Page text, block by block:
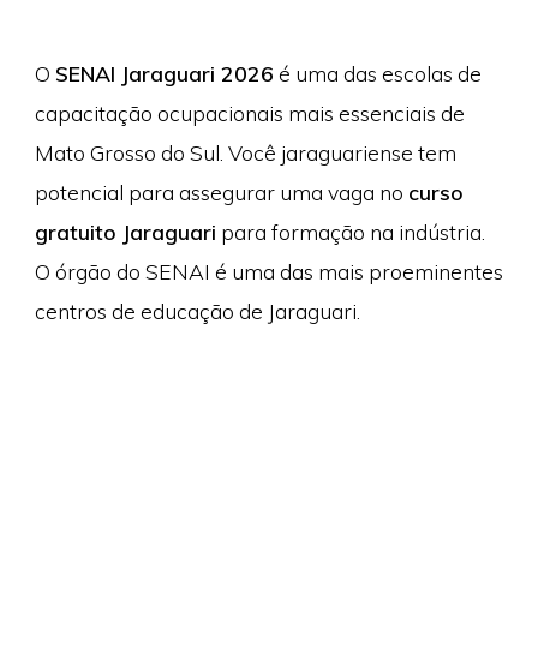
O SENAI Jaraguari 2026 é uma das escolas de
capacitação ocupacionais mais essenciais de
Mato Grosso do Sul. Você jaraguariense tem
potencial para assegurar uma vaga no curso
gratuito Jaraguari para formação na indústria.
O órgão do SENAI é uma das mais proeminentes
centros de educação de Jaraguari.